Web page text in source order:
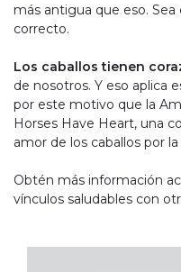
más antigua que eso.
correcto.
Los caballos tienen
de nosotros. Y eso aplica
por este motivo que la
Horses Have Heart, una
amor de los caballos por
Obtén más información
vínculos saludables con